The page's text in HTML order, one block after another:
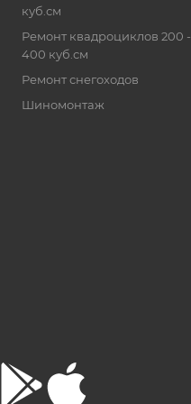
куб.см
Ремонт квадроциклов 200 -
400 куб.см
Ремонт снегоходов
Шиномонтаж